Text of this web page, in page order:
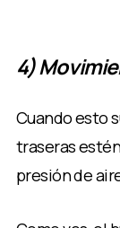
4)
Cuando esto
traseras
presión de